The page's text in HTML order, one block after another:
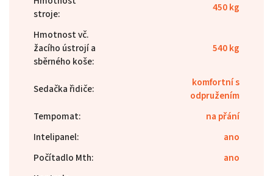
stroje: 450 kg
Hmotnost vč.
žacího ústrojí a
sběrného koše:
540 kg
Sedačka řidiče:
komfortní s
odpružením
Tempomat:
na přání
Intelipanel:
ano
Počítadlo Mth:
ano